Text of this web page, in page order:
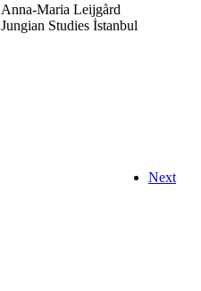
Anna-Maria Leijgård
Jungian Studies İstanbul
Next